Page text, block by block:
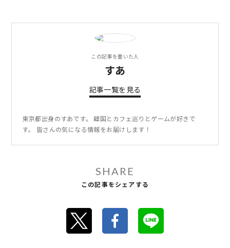
この記事を書いた人
すあ
記事一覧を見る
東京都出身のすあです。 韓国とカフェ巡りとゲームが好きで
す。 皆さんの気になる情報をお届けします！
SHARE
この記事をシェアする